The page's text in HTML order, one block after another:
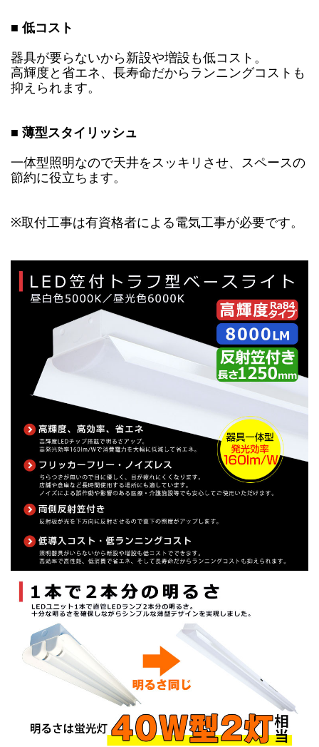
■ 低コスト
器具が要らないから新設や増設も低コスト。
高輝度と省エネ、長寿命だからランニングコストも
抑えられます。
■ 薄型スタイリッシュ
一体型照明なので天井をスッキリさせ、スペースの
節約に役立ちます。
※取付工事は有資格者による電気工事が必要です。